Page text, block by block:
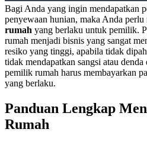
Bagi Anda yang ingin mendapatkan
penyewaan hunian, maka Anda perlu
rumah yang berlaku untuk pemilik.
rumah menjadi bisnis yang sangat
resiko yang tinggi, apabila tidak
tidak mendapatkan sangsi atau
pemilik rumah harus membayarkan
yang berlaku.
Panduan Lengkap
Rumah